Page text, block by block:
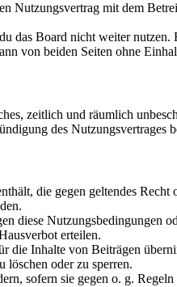
Nutzungsvertrag mit dem
das Board nicht weiter
von beiden Seiten ohne
zeitlich und räumlich
des Nutzungsvertrages
die gegen geltendes
diese
erteilen.
Inhalte von Beiträgen
löschen oder zu sperren.
sofern sie gegen o. g.